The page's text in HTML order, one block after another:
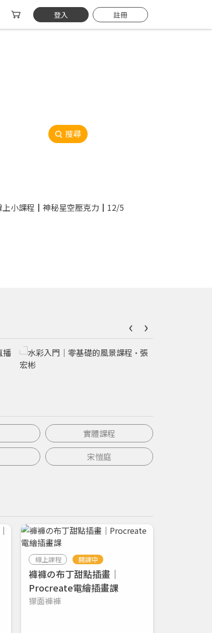
登入 註冊
搜尋
‹ ›
實體課程
宋愷庭
線上課程 開課中
褲褲の布丁甜點插畫｜
Procreate電繪插畫課
獴面褲褲